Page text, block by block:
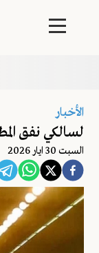
الأخبار
لسالكي نفق
السبت 30 ايار 2026